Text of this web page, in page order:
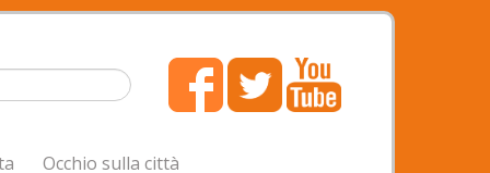
Occhio sulla città